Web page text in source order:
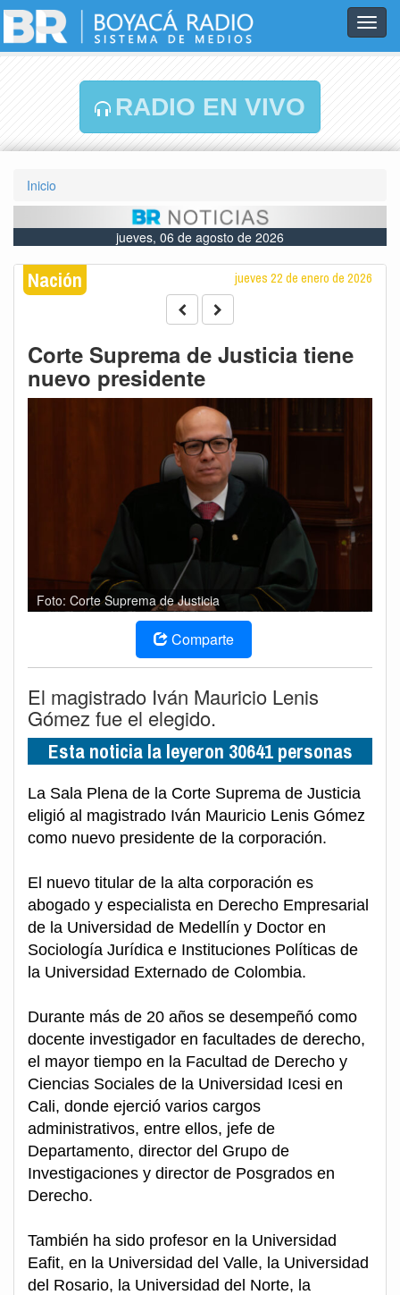
RADIO EN VIVO
Inicio
jueves, 06 de agosto de 2026
Nación jueves 22 de enero de 2026
Corte Suprema de Justicia tiene
nuevo presidente
Foto: Corte Suprema de Justicia
Comparte
El magistrado Iván Mauricio Lenis
Gómez fue el elegido.
Esta noticia la leyeron 30641 personas
La Sala Plena de la Corte Suprema de Justicia
eligió al magistrado Iván Mauricio Lenis Gómez
como nuevo presidente de la corporación.
El nuevo titular de la alta corporación es
abogado y especialista en Derecho Empresarial
de la Universidad de Medellín y Doctor en
Sociología Jurídica e Instituciones Políticas de
la Universidad Externado de Colombia.
Durante más de 20 años se desempeñó como
docente investigador en facultades de derecho,
el mayor tiempo en la Facultad de Derecho y
Ciencias Sociales de la Universidad Icesi en
Cali, donde ejerció varios cargos
administrativos, entre ellos, jefe de
Departamento, director del Grupo de
Investigaciones y director de Posgrados en
Derecho.
También ha sido profesor en la Universidad
Eafit, en la Universidad del Valle, la Universidad
del Rosario, la Universidad del Norte, la